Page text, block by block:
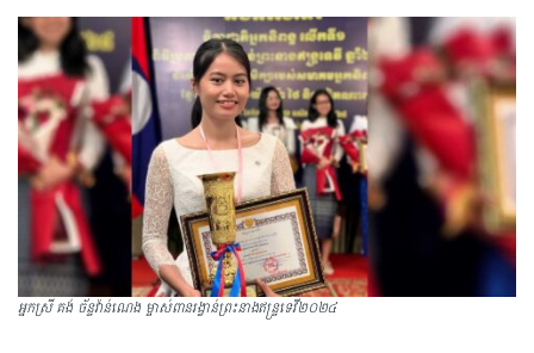
អ្នកស្រី គង់ ច័ន្ទវ៉ាន់ណេង ម្ចាស់ពានរង្វាន់ព្រះនាងឥន្រ្ទទេវី២០២៤